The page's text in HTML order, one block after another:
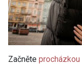
Začněte